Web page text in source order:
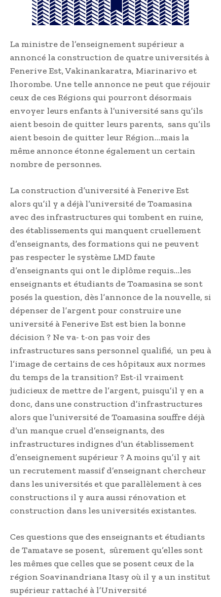
La ministre de l’enseignement supérieur a
annoncé la construction de quatre universités à
Fenerive Est, Vakinankaratra, Miarinarivo et
Ihorombe. Une telle annonce ne peut que réjouir
ceux de ces Régions qui pourront désormais
envoyer leurs enfants à l’université sans qu’ils
aient besoin de quitter leurs parents, sans qu’ils
aient besoin de quitter leur Région…mais la
même annonce étonne également un certain
nombre de personnes.
La construction d’université à Fenerive Est
alors qu’il y a déjà l’université de Toamasina
avec des infrastructures qui tombent en ruine,
des établissements qui manquent cruellement
d’enseignants, des formations qui ne peuvent
pas respecter le système LMD faute
d’enseignants qui ont le diplôme requis…les
enseignants et étudiants de Toamasina se sont
posés la question, dès l’annonce de la nouvelle, si
dépenser de l’argent pour construire une
université à Fenerive Est est bien la bonne
décision ? Ne va- t-on pas voir des
infrastructures sans personnel qualifié, un peu à
l’image de certains de ces hôpitaux aux normes
du temps de la transition? Est-il vraiment
judicieux de mettre de l’argent, puisqu’il y en a
donc, dans une construction d’infrastructures
alors que l’université de Toamasina souffre déjà
d’un manque cruel d’enseignants, des
infrastructures indignes d’un établissement
d’enseignement supérieur ? A moins qu’il y ait
un recrutement massif d’enseignant chercheur
dans les universités et que parallèlement à ces
constructions il y aura aussi rénovation et
construction dans les universités existantes.
Ces questions que des enseignants et étudiants
de Tamatave se posent, sûrement qu’elles sont
les mêmes que celles que se posent ceux de la
région Soavinandriana Itasy où il y a un institut
supérieur rattaché à l’Université